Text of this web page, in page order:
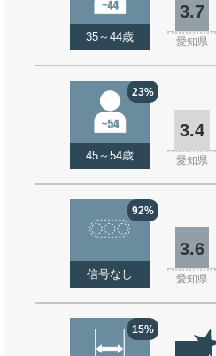
35～44歳
3.7
愛知県
23%
45～54歳
3.4
愛知県
92%
信号なし
3.6
愛知県
15%